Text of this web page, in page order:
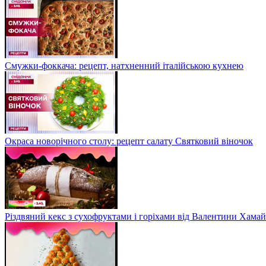
Смужки-фоккача: рецепт, натхненний італійською кухнею
Окраса новорічного столу: рецепт салату Святковий віночок
Різдвяний кекс з сухофруктами і горіхами від Валентини